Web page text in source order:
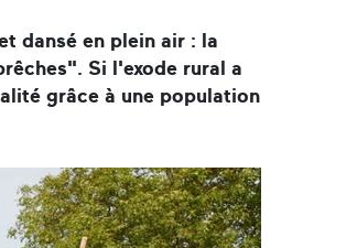
dansé en plein air : la
Si l'exode rural a
grâce à une population